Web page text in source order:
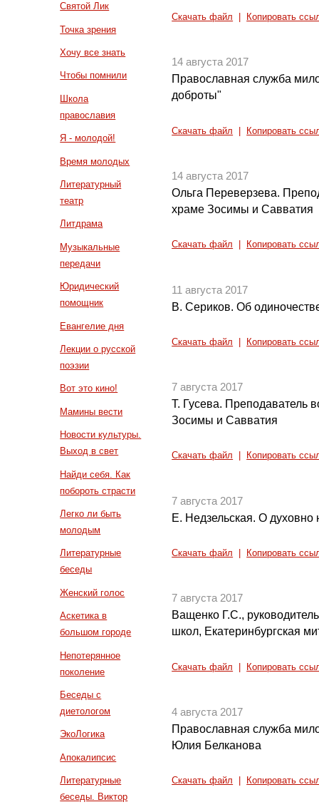
Святой Лик
Точка зрения
Хочу все знать
Чтобы помнили
Школа
православия
Я - молодой!
Время молодых
Литературный
театр
Литдрама
Музыкальные
передачи
Юридический
помощник
Евангелие дня
Лекции о русской
поэзии
Вот это кино!
Мамины вести
Новости культуры.
Выход в свет
Найди себя. Как
побороть страсти
Легко ли быть
молодым
Литературные
беседы
Женский голос
Аскетика в
большом городе
Непотерянное
поколение
Беседы с
диетологом
ЭкоЛогика
Апокалипсис
Литературные
беседы. Виктор
Скачать файл Копировать
14 августа 2017
Православная служба
доброты"
Скачать файл Копировать
14 августа 2017
Ольга Переверзева.
храме Зосимы и Савватия
Скачать файл Копировать
11 августа 2017
В. Сериков. Об
Скачать файл Копировать
7 августа 2017
Т. Гусева. Преподаватель
Зосимы и Савватия
Скачать файл Копировать
7 августа 2017
Е. Недзельская. О духовно
Скачать файл Копировать
7 августа 2017
Ващенко Г.С.,
школ, Екатеринбургская
Скачать файл Копировать
4 августа 2017
Православная служба
Юлия Белканова
Скачать файл Копировать